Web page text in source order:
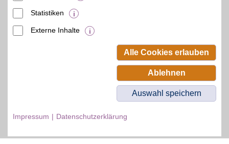
© BSW Verbraucher-Service
Alle Rechte vorbehalten.
Statistiken
Externe Inhalte
Alle Cookies erlauben
Ablehnen
Auswahl speichern
Impressum Datenschutzerklärung